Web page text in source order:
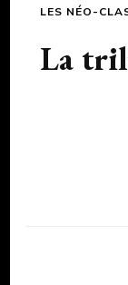
LES NÉO-
La